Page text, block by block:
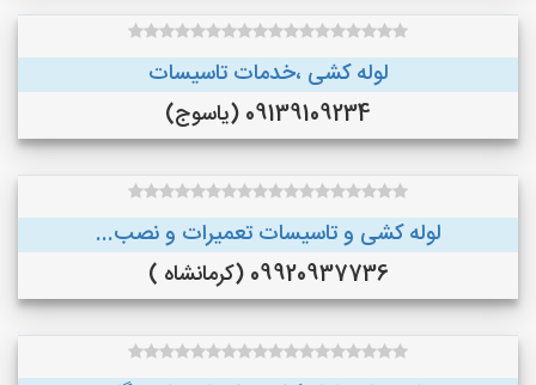
لوله کشی ،خدمات تاسیسات
09139109234 (یاسوج)
لوله کشی و تاسیسات تعمیرات و نصب...
09920937736 (کرمانشاه )